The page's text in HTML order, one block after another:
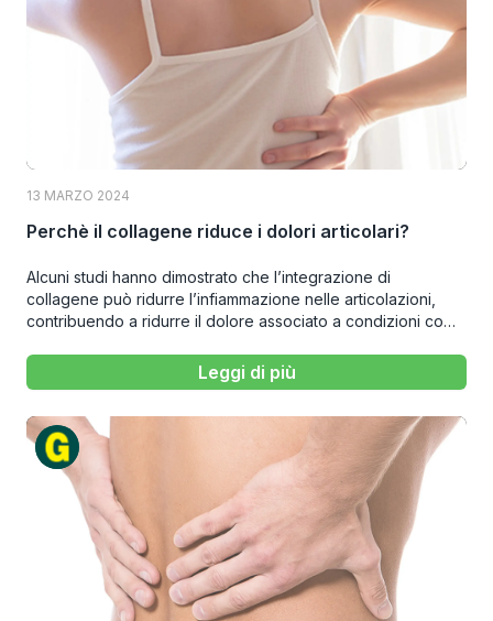
13 MARZO 2024
Perchè il collagene riduce i dolori articolari?
Alcuni studi hanno dimostrato che l’integrazione di
collagene può ridurre l’infiammazione nelle articolazioni,
contribuendo a ridurre il dolore associato a condizioni come
Leggi di più